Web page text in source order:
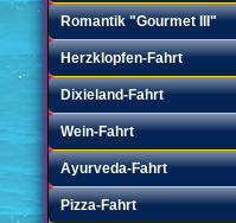
Romantik "Gourmet III"
Herzklopfen-Fahrt
Dixieland-Fahrt
Wein-Fahrt
Ayurveda-Fahrt
Pizza-Fahrt